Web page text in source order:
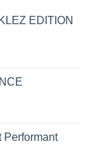
EDITION
Performant